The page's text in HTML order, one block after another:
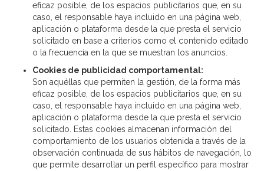
eficaz posible, de los espacios publicitarios que, en su
caso, el responsable haya incluido en una página web,
aplicación o plataforma desde la que presta el servicio
solicitado en base a criterios como el contenido editado
o la frecuencia en la que se muestran los anuncios.
Cookies de publicidad comportamental:
Son aquéllas que permiten la gestión, de la forma más
eficaz posible, de los espacios publicitarios que, en su
caso, el responsable haya incluido en una página web,
aplicación o plataforma desde la que presta el servicio
solicitado. Estas cookies almacenan información del
comportamiento de los usuarios obtenida a través de la
observación continuada de sus hábitos de navegación, lo
que permite desarrollar un perfil específico para mostrar